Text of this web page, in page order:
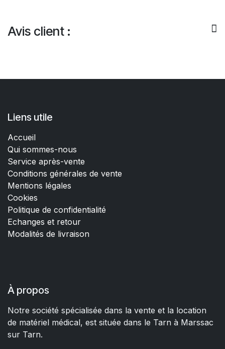
Avis client :
Liens utile
Accueil
Qui sommes-nous
Service après-vente
Conditions générales de vente
Mentions légales
Cookies
Politique de confidentialité
Echanges et retour
Modalités de livraison
À propos
Notre société spécialisée dans la vente et la location
de matériel médical, est située dans le Tarn à Marssac
sur Tarn.